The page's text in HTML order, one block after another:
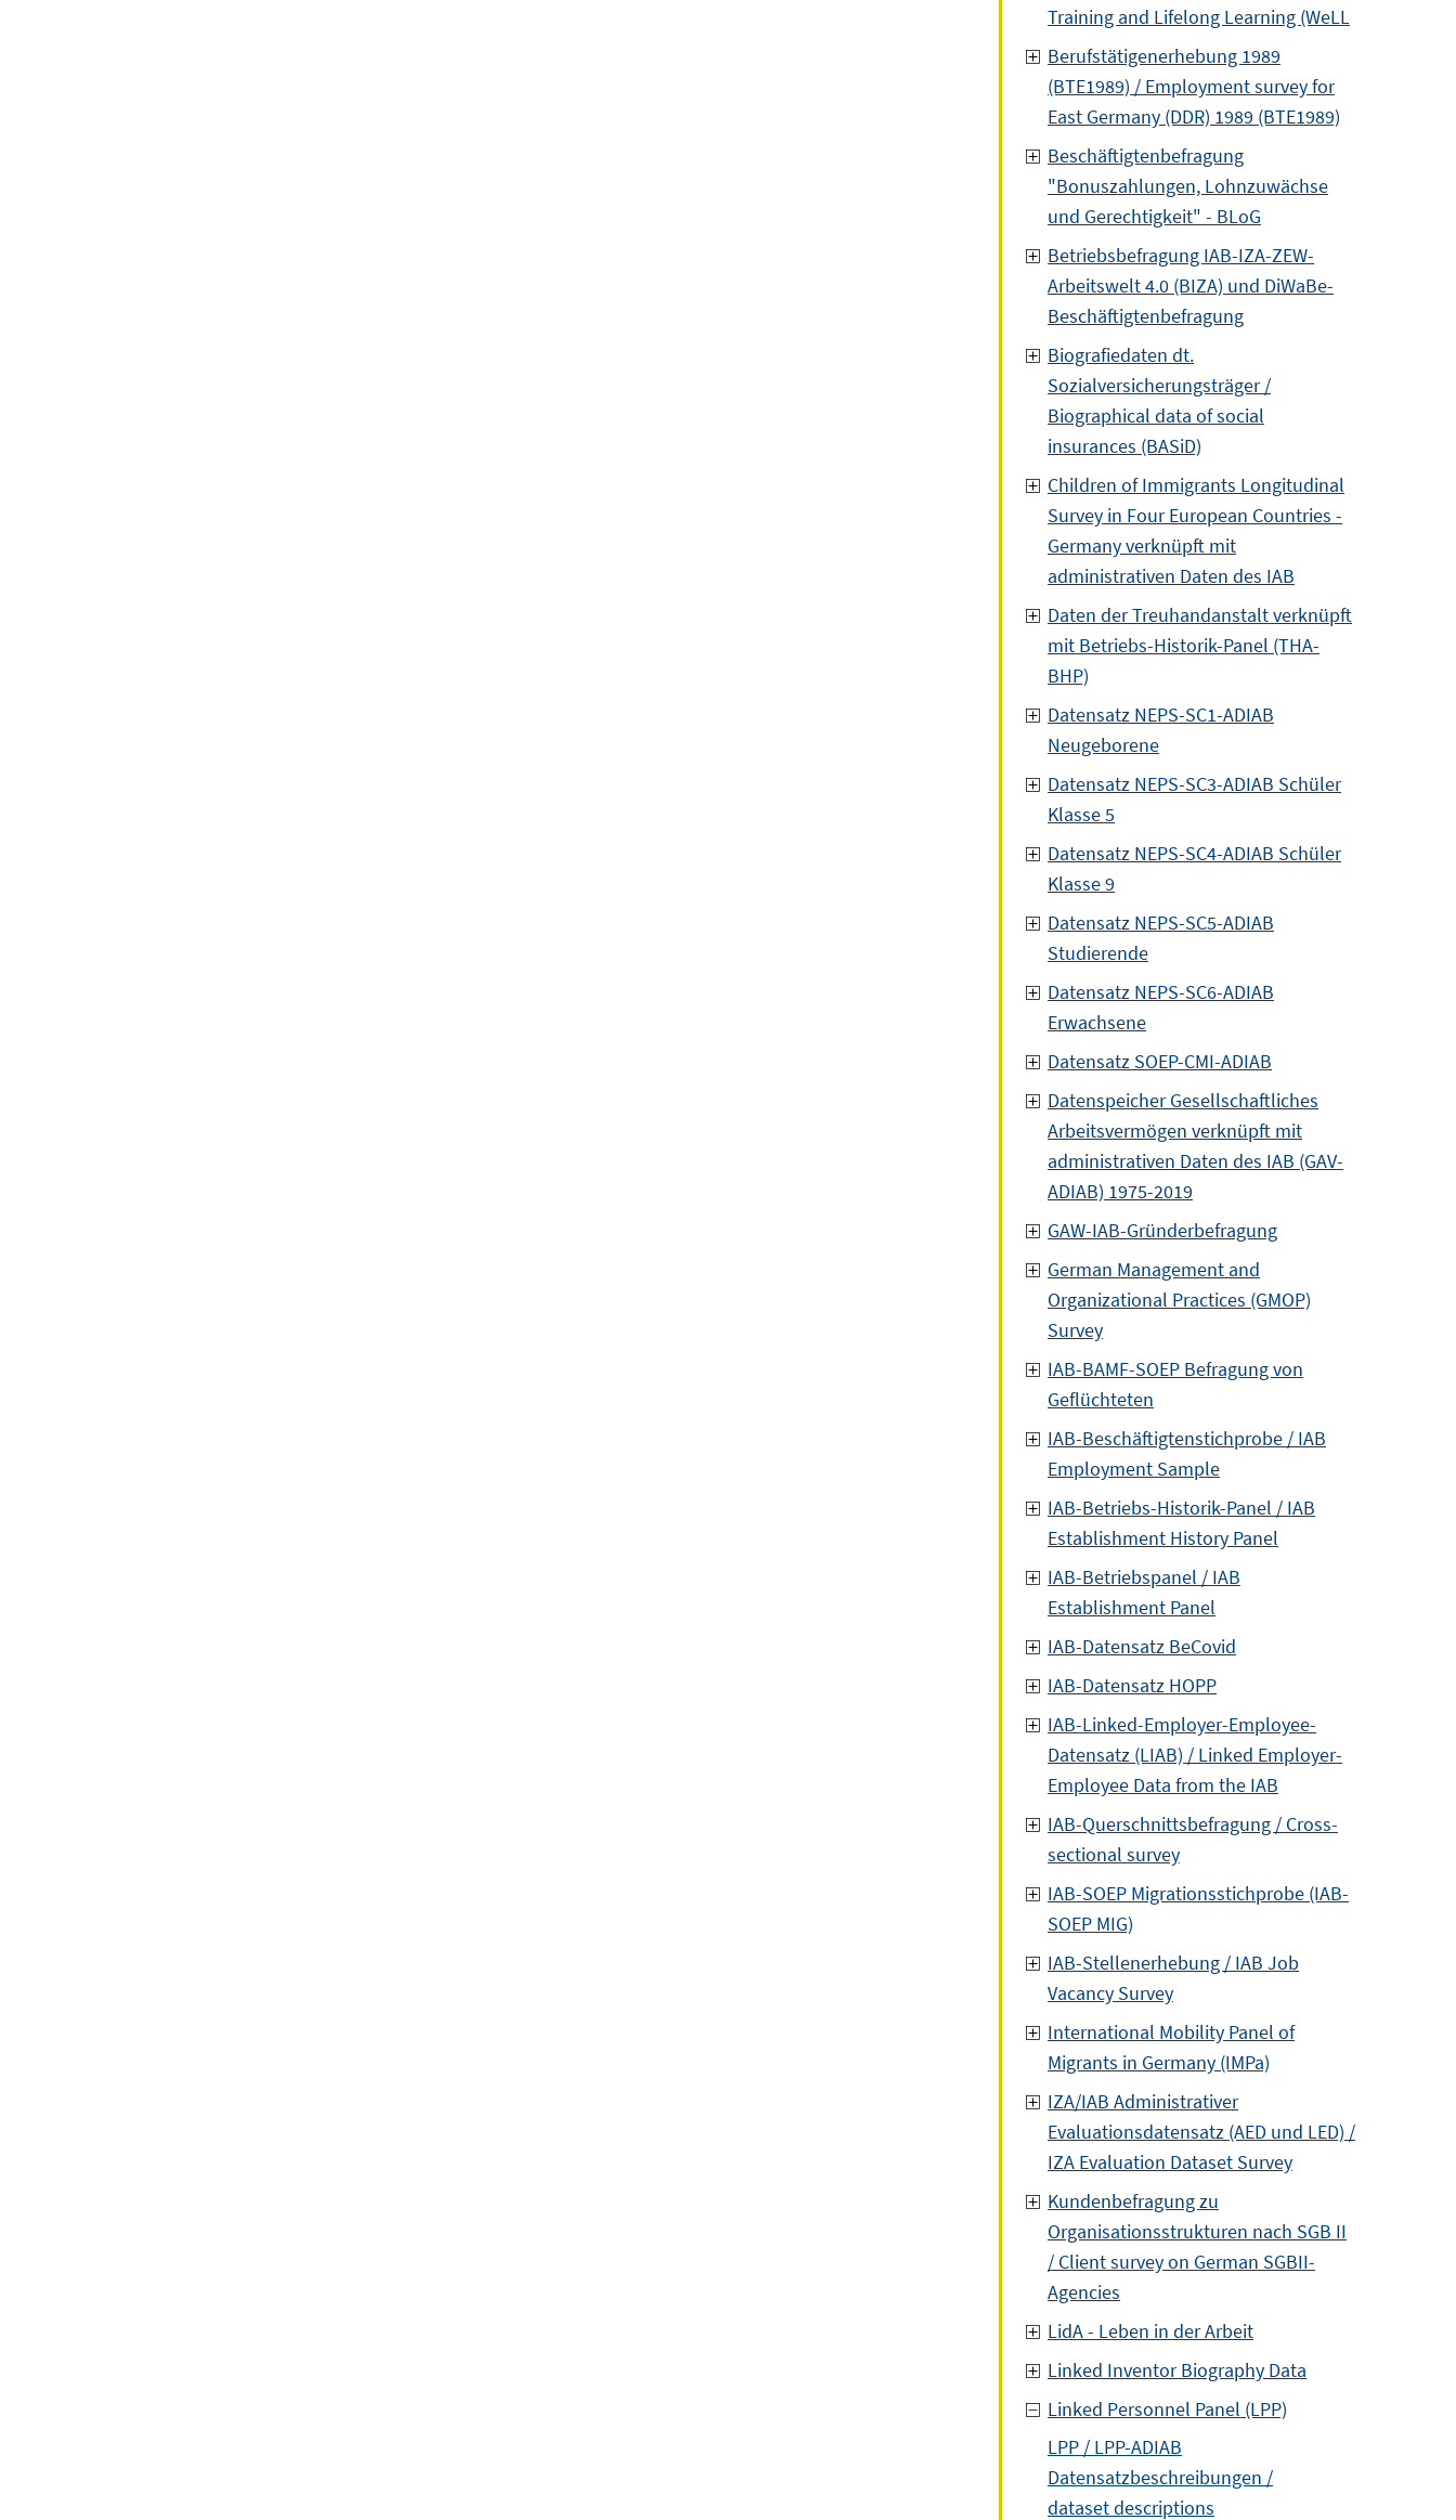
Training and Lifelong Learning (WeLL
Berufstätigenerhebung 1989
(BTE1989) / Employment survey for
East Germany (DDR) 1989 (BTE1989)
Beschäftigtenbefragung
"Bonuszahlungen, Lohnzuwächse
und Gerechtigkeit" - BLoG
Betriebsbefragung IAB-IZA-ZEW-
Arbeitswelt 4.0 (BIZA) und DiWaBe-
Beschäftigtenbefragung
Biografiedaten dt.
Sozialversicherungsträger /
Biographical data of social
insurances (BASiD)
Children of Immigrants Longitudinal
Survey in Four European Countries -
Germany verknüpft mit
administrativen Daten des IAB
Daten der Treuhandanstalt verknüpft
mit Betriebs-Historik-Panel (THA-
BHP)
Datensatz NEPS-SC1-ADIAB
Neugeborene
Datensatz NEPS-SC3-ADIAB Schüler
Klasse 5
Datensatz NEPS-SC4-ADIAB Schüler
Klasse 9
Datensatz NEPS-SC5-ADIAB
Studierende
Datensatz NEPS-SC6-ADIAB
Erwachsene
Datensatz SOEP-CMI-ADIAB
Datenspeicher Gesellschaftliches
Arbeitsvermögen verknüpft mit
administrativen Daten des IAB (GAV-
ADIAB) 1975-2019
GAW-IAB-Gründerbefragung
German Management and
Organizational Practices (GMOP)
Survey
IAB-BAMF-SOEP Befragung von
Geflüchteten
IAB-Beschäftigtenstichprobe / IAB
Employment Sample
IAB-Betriebs-Historik-Panel / IAB
Establishment History Panel
IAB-Betriebspanel / IAB
Establishment Panel
IAB-Datensatz BeCovid
IAB-Datensatz HOPP
IAB-Linked-Employer-Employee-
Datensatz (LIAB) / Linked Employer-
Employee Data from the IAB
IAB-Querschnittsbefragung / Cross-
sectional survey
IAB-SOEP Migrationsstichprobe (IAB-
SOEP MIG)
IAB-Stellenerhebung / IAB Job
Vacancy Survey
International Mobility Panel of
Migrants in Germany (IMPa)
IZA/IAB Administrativer
Evaluationsdatensatz (AED und LED) /
IZA Evaluation Dataset Survey
Kundenbefragung zu
Organisationsstrukturen nach SGB II
/ Client survey on German SGBII-
Agencies
LidA - Leben in der Arbeit
Linked Inventor Biography Data
Linked Personnel Panel (LPP)
LPP / LPP-ADIAB
Datensatzbeschreibungen /
dataset descriptions